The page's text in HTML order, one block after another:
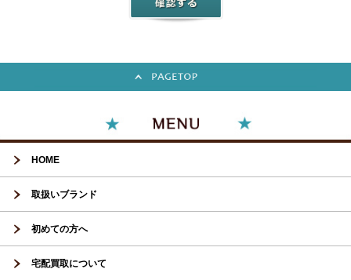
HOME
取扱いブランド
初めての方へ
宅配買取について